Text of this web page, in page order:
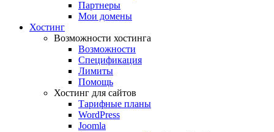
Партнеры
Мои домены
Хостинг
Возможности хостинга
Возможности
Спецификация
Лимиты
Помощь
Хостинг для сайтов
Тарифные планы
WordPress
Joomla